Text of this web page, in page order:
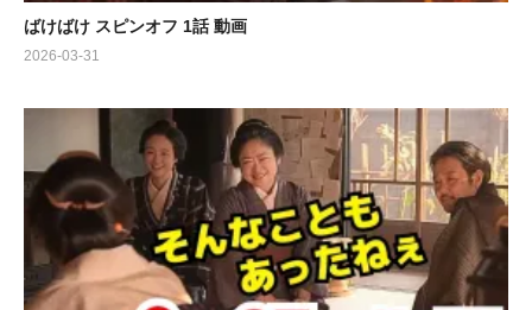
ばけばけ スピンオフ 1話 動画
2026-03-31